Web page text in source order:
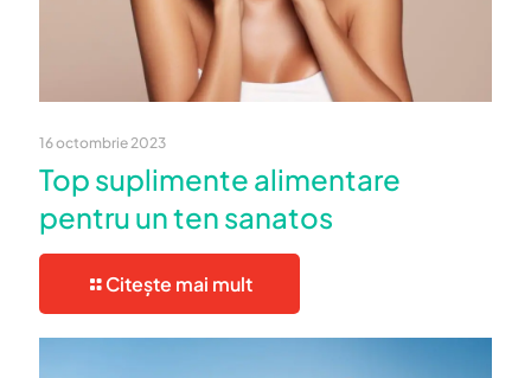
16 octombrie 2023
Top suplimente alimentare
pentru un ten sanatos
Citește mai mult